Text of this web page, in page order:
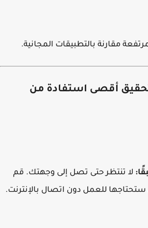
مقارنة بالتطبيقات المجانية.
أقصى استفادة من
لا تنتظر حتى تصل إلى وجهتك. قم
للعمل دون اتصال بالإنترنت.